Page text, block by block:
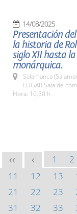
14/08/2025
Presentación
la historia de
siglo XII hasta
monárquica.
Salamanca
LUGAR Sala de
Hora: 10,30 h.
<< < 1 2
11
12 13
21
22 23
31
32 33